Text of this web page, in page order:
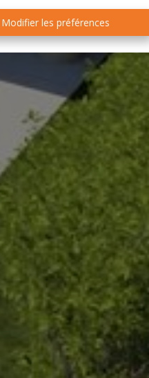
Modifier les préférences